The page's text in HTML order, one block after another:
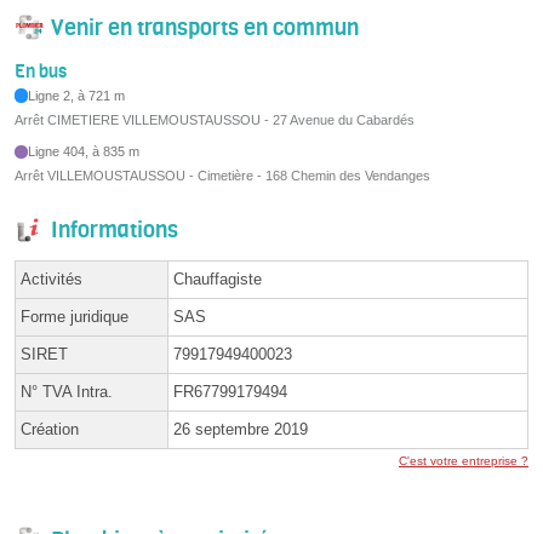
Venir en transports en commun
En bus
Ligne 2, à 721 m
Arrêt CIMETIERE VILLEMOUSTAUSSOU - 27 Avenue du Cabardés
Ligne 404, à 835 m
Arrêt VILLEMOUSTAUSSOU - Cimetière - 168 Chemin des Vendanges
Informations
Activités Chauffagiste
Forme juridique SAS
SIRET 79917949400023
N° TVA Intra. FR67799179494
Création 26 septembre 2019
C'est votre entreprise ?